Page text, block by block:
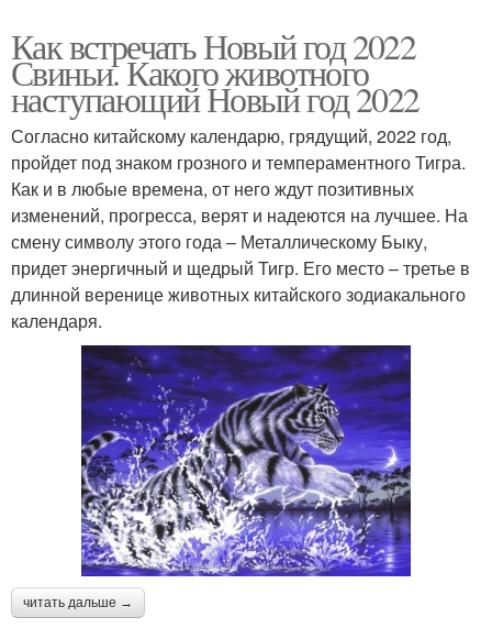
Как встречать Новый год 2022
Свиньи. Какого животного
наступающий Новый год 2022
Согласно китайскому календарю, грядущий, 2022 год,
пройдет под знаком грозного и темпераментного Тигра.
Как и в любые времена, от него ждут позитивных
изменений, прогресса, верят и надеются на лучшее. На
смену символу этого года – Металлическому Быку,
придет энергичный и щедрый Тигр. Его место – третье в
длинной веренице животных китайского зодиакального
календаря.
читать дальше →